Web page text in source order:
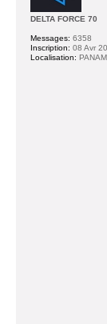
DELTA FORCE 70
Messages: 6358
Inscription: 08 Avr
Localisation: